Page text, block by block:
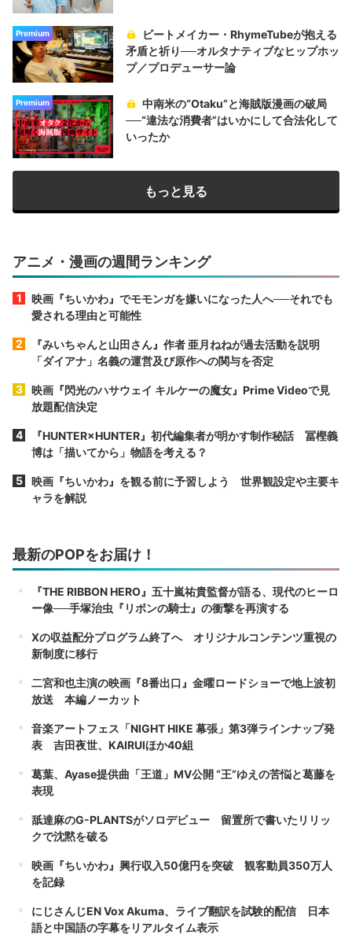
Premium
ビートメイカー・RhymeTubeが抱える
矛盾と祈り──オルタナティブなヒップホッ
プ／プロデューサー論
Premium
中南米の“Otaku”と海賊版漫画の破局
──“違法な消費者”はいかにして合法化して
いったか
もっと見る
アニメ・漫画の週間ランキング
映画『ちいかわ』でモモンガを嫌いになった人へ──それでも
愛される理由と可能性
『みいちゃんと山田さん』作者 亜月ねねが過去活動を説明
「ダイアナ」名義の運営及び原作への関与を否定
映画『閃光のハサウェイ キルケーの魔女』Prime Videoで見
放題配信決定
『HUNTER×HUNTER』初代編集者が明かす制作秘話 冨樫義
博は「描いてから」物語を考える？
映画『ちいかわ』を観る前に予習しよう 世界観設定や主要キ
ャラを解説
最新のPOPをお届け！
『THE RIBBON HERO』五十嵐祐貴監督が語る、現代のヒーロ
ー像──手塚治虫『リボンの騎士』の衝撃を再演する
Xの収益配分プログラム終了へ オリジナルコンテンツ重視の
新制度に移行
二宮和也主演の映画『8番出口』金曜ロードショーで地上波初
放送 本編ノーカット
音楽アートフェス「NIGHT HIKE 幕張」第3弾ラインナップ発
表 吉田夜世、KAIRUIほか40組
葛葉、Ayase提供曲「王道」MV公開 “王”ゆえの苦悩と葛藤を
表現
舐達麻のG-PLANTSがソロデビュー 留置所で書いたリリッ
クで沈黙を破る
映画『ちいかわ』興行収入50億円を突破 観客動員350万人
を記録
にじさんじEN Vox Akuma、ライブ翻訳を試験的配信 日本
語と中国語の字幕をリアルタイム表示